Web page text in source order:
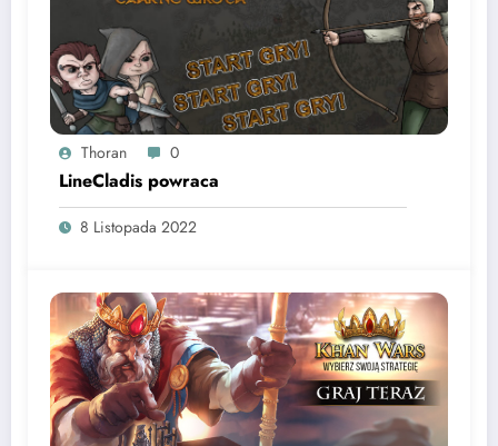
Thoran 0
LineCladis powraca
8 Listopada 2022